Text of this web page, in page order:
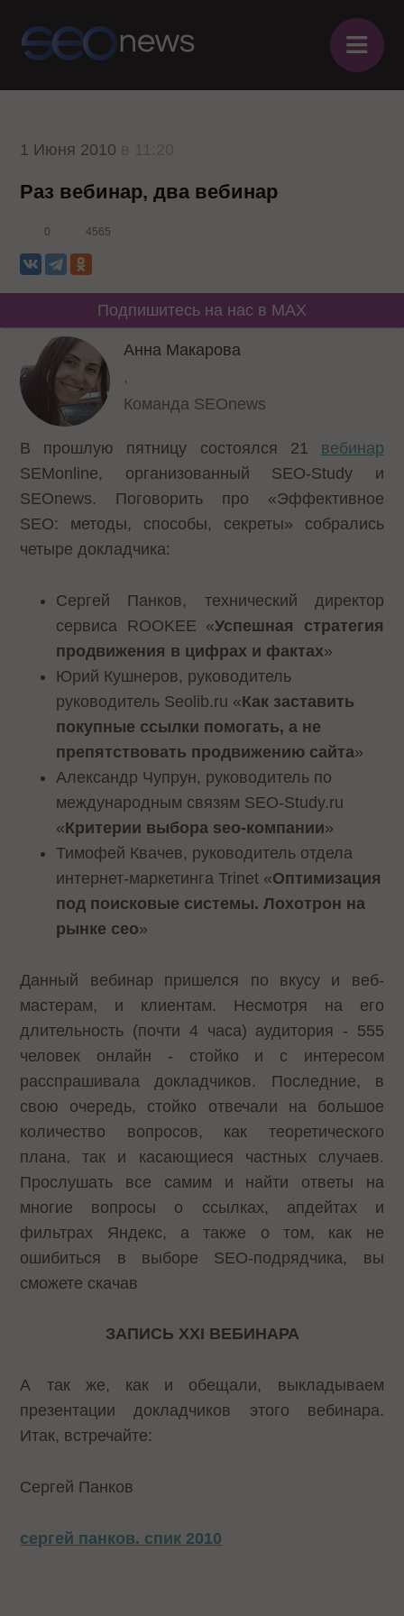
≡
1 Июня 2010
Раз вебинар, два вебинар
0 4565
Подпишитесь на нас в MAX
Анна Макарова
,
Команда SEOnews
В прошлую пятницу состоялся 21 вебинар
SEMonline, организованный SEO-Study и
SEOnews. Поговорить про «Эффективное
SEO: методы, способы, секреты» собрались
четыре докладчика:
Сергей Панков, технический директор
сервиса ROOKEE «Успешная стратегия
продвижения в цифрах и фактах»
Юрий Кушнеров, руководитель
руководитель Seolib.ru «Как заставить
покупные ссылки помогать, а не
препятствовать продвижению сайта»
Александр Чупрун, руководитель по
международным связям SEO-Study.ru
«Критерии выбора seo-компании»
Тимофей Квачев, руководитель отдела
интернет-маркетинга Trinet «Оптимизация
под поисковые системы. Лохотрон на
рынке сео»
Данный вебинар пришелся по вкусу и веб-
мастерам, и клиентам. Несмотря на его
длительность (почти 4 часа) аудитория - 555
человек онлайн - стойко и с интересом
расспрашивала докладчиков. Последние, в
свою очередь, стойко отвечали на большое
количество вопросов, как теоретического
плана, так и касающиеся частных случаев.
Прослушать все самим и найти ответы на
многие вопросы о ссылках, апдейтах и
фильтрах Яндекс, а также о том, как не
ошибиться в выборе SEO-подрядчика, вы
сможете скачав
ЗАПИСЬ XXI ВЕБИНАРА
А так же, как и обещали, выкладываем
презентации докладчиков этого вебинара.
Итак, встречайте:
Сергей Панков
сергей панков. спик 2010